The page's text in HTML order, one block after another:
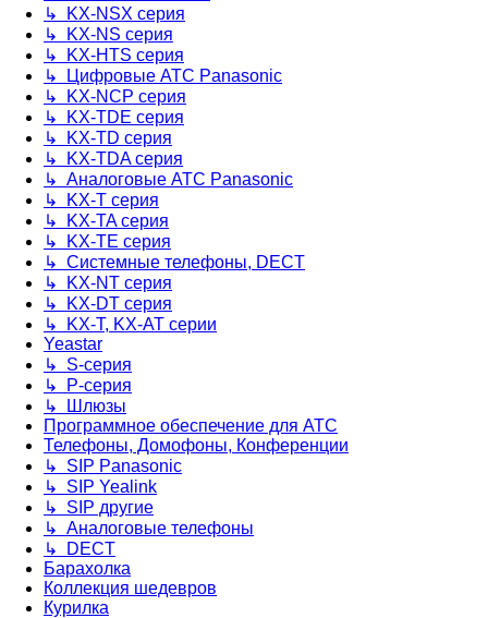
↳ KX-NSX серия
↳ KX-NS серия
↳ KX-HTS серия
↳ Цифровые АТС Panasonic
↳ KX-NCP серия
↳ KX-TDE серия
↳ KX-TD серия
↳ KX-TDA серия
↳ Аналоговые АТС Panasonic
↳ KX-T серия
↳ KX-TA серия
↳ KX-TE серия
↳ Системные телефоны, DECT
↳ KX-NT серия
↳ KX-DT серия
↳ KX-T, KX-AT серии
Yeastar
↳ S-серия
↳ P-серия
↳ Шлюзы
Программное обеспечение для АТС
Телефоны, Домофоны, Конференции
↳ SIP Panasonic
↳ SIP Yealink
↳ SIP другие
↳ Аналоговые телефоны
↳ DECT
Барахолка
Коллекция шедевров
Курилка